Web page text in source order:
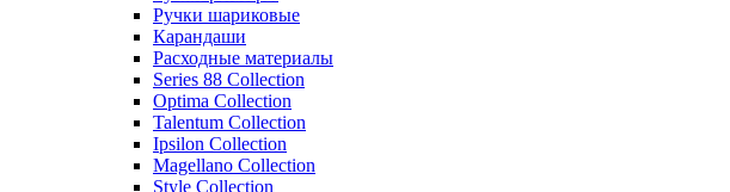
Ручки шариковые
Карандаши
Расходные материалы
Series 88 Collection
Optima Collection
Talentum Collection
Ipsilon Collection
Magellano Collection
Style Collection